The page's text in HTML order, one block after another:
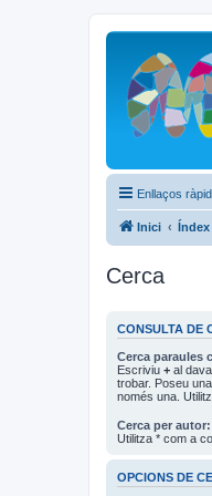
Enllaços
Inici
Cerca
CONSULTA DE
Cerca paraules
Escriviu + al
trobar. Poseu
només una.
Cerca per autor:
Utilitza * com a
OPCIONS DE